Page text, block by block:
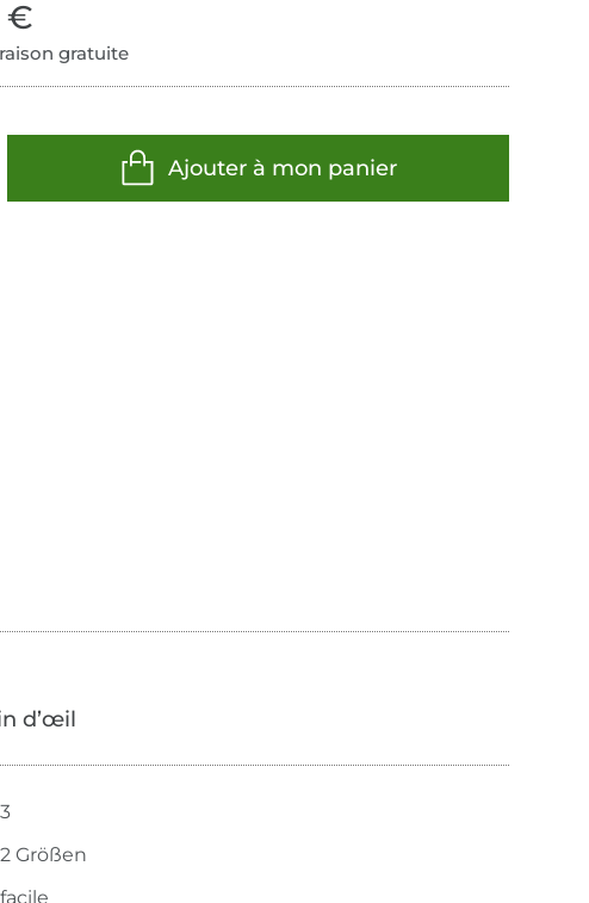
€
gratuite
Ajouter à mon panier
d’œil
3
2 Größen
facile